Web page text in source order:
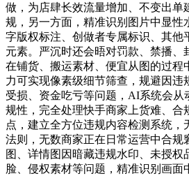
做，为店肆长效流量增加、不变出单
规，另一方面，精准识别图片中显性
字版权标注、创做者专属标识、其他
元素。严沉时还会晤对罚款、禁播、
在铺货、搬运素材、便宜从图的过程
力可实现像素级细节筛查，规避因违
受损、资金吃亏等问题，AI系统会从
规性，完全处理快手商家上货难、合
点，建立全方位违规内容检测系统，
法则，无数商家正在日常运营中合规
图、详情图因暗藏违规水印、未授权
脸、侵权素材等问题，精准识别画面